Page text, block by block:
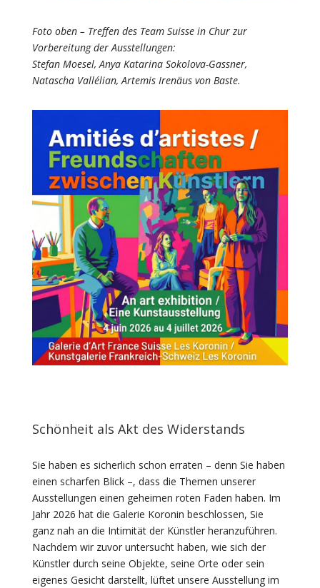
Foto oben – Treffen des Team Suisse in Chur zur
Vorbereitung der Ausstellungen:
Stefan Moesel, Anya Katarina Sokolova-Gassner,
Natascha Vallélian, Artemis Irenäus von Baste.
Schönheit als Akt des Widerstands
Sie haben es sicherlich schon erraten – denn Sie haben
einen scharfen Blick –, dass die Themen unserer
Ausstellungen einen geheimen roten Faden haben. Im
Jahr 2026 hat die Galerie Koronin beschlossen, Sie
ganz nah an die Intimität der Künstler heranzuführen.
Nachdem wir zuvor untersucht haben, wie sich der
Künstler durch seine Objekte, seine Orte oder sein
eigenes Gesicht darstellt, lüftet unsere Ausstellung im